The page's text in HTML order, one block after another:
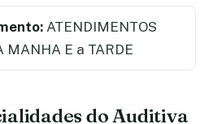
ATENDIMENTOS
MANHA E a TARDE
do Auditiva